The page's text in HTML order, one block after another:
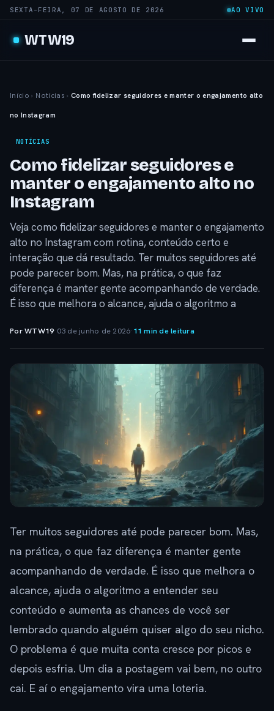
SEXTA-FEIRA, 07 DE AGOSTO DE 2026 AO VIVO
WTW19
Início › Notícias › Como fidelizar seguidores e manter o engajamento alto
no Instagram
NOTÍCIAS
Como fidelizar seguidores e
manter o engajamento alto no
Instagram
Veja como fidelizar seguidores e manter o engajamento
alto no Instagram com rotina, conteúdo certo e
interação que dá resultado. Ter muitos seguidores até
pode parecer bom. Mas, na prática, o que faz
diferença é manter gente acompanhando de verdade.
É isso que melhora o alcance, ajuda o algoritmo a
Por WTW19· 03 de junho de 2026· 11 min de leitura
Ter muitos seguidores até pode parecer bom. Mas,
na prática, o que faz diferença é manter gente
acompanhando de verdade. É isso que melhora o
alcance, ajuda o algoritmo a entender seu
conteúdo e aumenta as chances de você ser
lembrado quando alguém quiser algo do seu nicho.
O problema é que muita conta cresce por picos e
depois esfria. Um dia a postagem vai bem, no outro
cai. E aí o engajamento vira uma loteria.